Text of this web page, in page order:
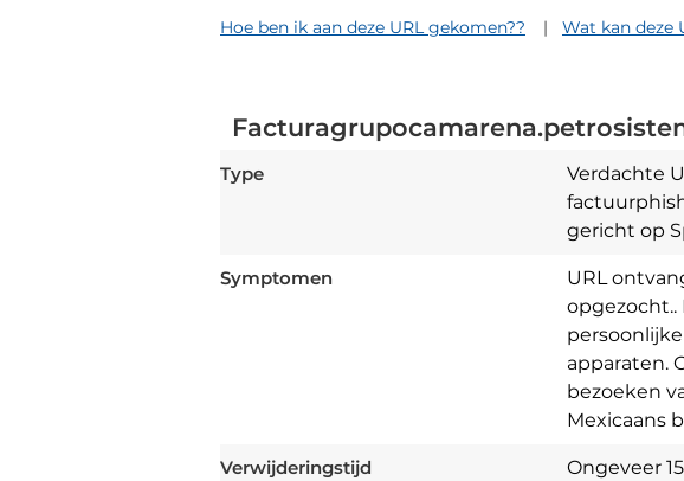
Hoe ben ik aan deze URL gekomen?? Wat kan deze
Type
Verdachte
gericht op
Symptomen
URL
opgezocht..
apparaten.
bezoeken
Mexicaans
Verwijderingstijd Ongeveer
Download
Spy Hunter